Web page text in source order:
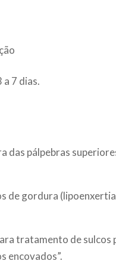
7 dias.
das pálpebras
de gordura
tratamento de sulcos
encovados”.